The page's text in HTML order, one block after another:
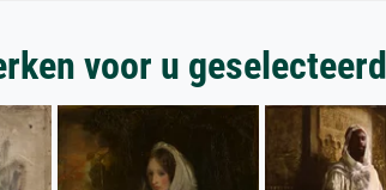
voor u geselecteerd